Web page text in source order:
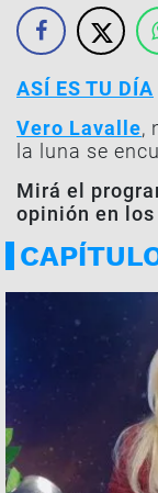
ASÍ ES TU DÍA
Vero Lavalle,
la luna se
Mirá el
opinión en